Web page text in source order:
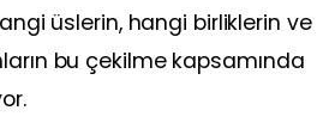
üslerin, hangi birliklerin ve
bu çekilme kapsamında